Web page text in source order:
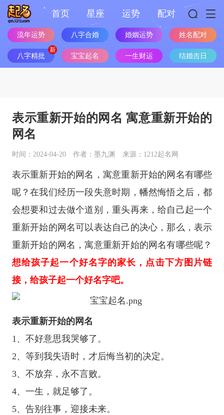
首页 星座 运势 配对
流年运势 八字合婚 婚姻运势 姓名配对
八字精批 宝宝起名 一生财运 结婚吉日
表示重新开始的网名 寓意重新开始的
网名
时间：2024-04-20 作者：墨九渊 来源：1212起名网
表示重新开始的网名，寓意重新开始的网名有哪些
呢？在我们经历一段失意时期，幡然悔悟之后，都
会想要和过去做个道别，重头再来，给自己起一个
重新开始的网名可以表达自己的决心，那么，表示
重新开始的网名，寓意重新开始的网名有哪些呢？
想给孩子起一个好名字的家长，点击下方图片链
接，给孩子起一个好名字吧。
表示重新开始的网名
1、不好意思我哭够了。
2、等到我失语时，才后悔当初的决定。
3、不放弃，永不言败。
4、一生，就足够了。
5、告别往事，迎接未来。